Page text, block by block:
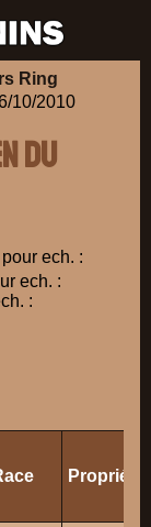
Ring
10/2010
du
ech. :
ech. :
: